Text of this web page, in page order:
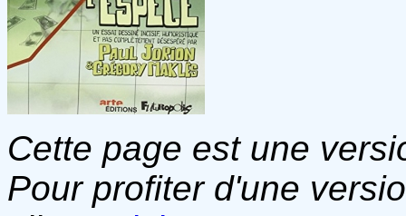
Cette page est une
Pour profiter d'une